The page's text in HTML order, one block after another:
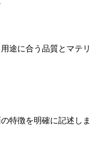
途に合う品質とマテリ
特徴を明確に記述しま